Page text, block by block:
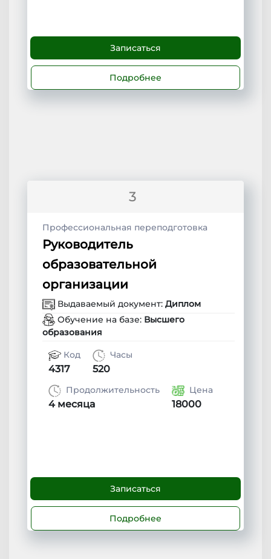
Записаться
Подробнее
3
Профессиональная переподготовка
Руководитель
образовательной
организации
Выдаваемый документ: Диплом
Обучение на базе: Высшего
образования
Код
4317
Часы
520
Продолжительность
4 месяца
Цена
18000
Записаться
Подробнее